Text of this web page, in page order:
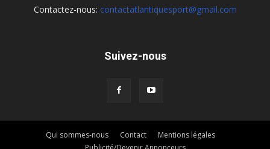
Contactez-nous: contactatlantiquesport@gmail.com
Suivez-nous
Qui sommes-nous Contact
Mentions légales